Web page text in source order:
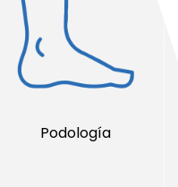
Podología